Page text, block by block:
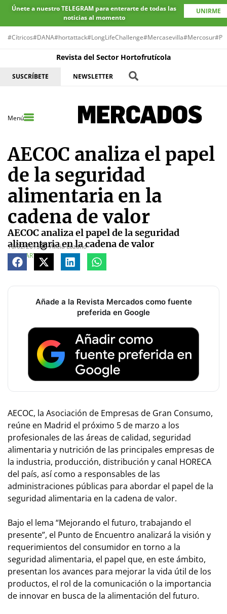
Únete a nuestro TELEGRAM para enterarte de todas las
noticias al momento
UNIRME
#Cítricos#DANA#hortattack#LongLifeChallenge#Mercasevilla#Mercosur
Revista del Sector Hortofrutícola
SUSCRÍBETE NEWSLETTER
Menú
AECOC analiza el papel
de la seguridad
alimentaria en la
cadena de valor
AECOC analiza el papel de la seguridad
alimentaria en la cadena de valor
16/02/2015
Alicia Lozano
COMPARTE
Añade a la Revista Mercados como fuente
preferida en Google
AECOC, la Asociación de Empresas de Gran Consumo,
reúne en Madrid el próximo 5 de marzo a los
profesionales de las áreas de calidad, seguridad
alimentaria y nutrición de las principales empresas de
la industria, producción, distribución y canal HORECA
del país, así como a responsables de las
administraciones públicas para abordar el papel de la
seguridad alimentaria en la cadena de valor.
Bajo el lema “Mejorando el futuro, trabajando el
presente”, el Punto de Encuentro analizará la visión y
requerimientos del consumidor en torno a la
seguridad alimentaria, el papel que, en este ámbito,
presentan los avances para mejorar la vida útil de los
productos, el rol de la comunicación o la importancia
de innovar en busca de la alimentación del futuro.